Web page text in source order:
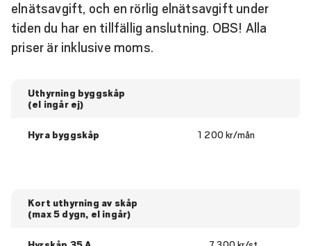
nätstation som anvisas av JENAB.
Beställ tillfällig anslutning
elinstallatör som skickar in en föranmälan till oss.
elnätsavgift, och en rörlig elnätsavgift under
tiden du har en tillfällig anslutning. OBS! Alla
priser är inklusive moms.
Uthyrning byggskåp
(el ingår ej)
Hyra byggskåp 1 200 kr/mån
Kort uthyrning av skåp
(max 5 dygn, el ingår)